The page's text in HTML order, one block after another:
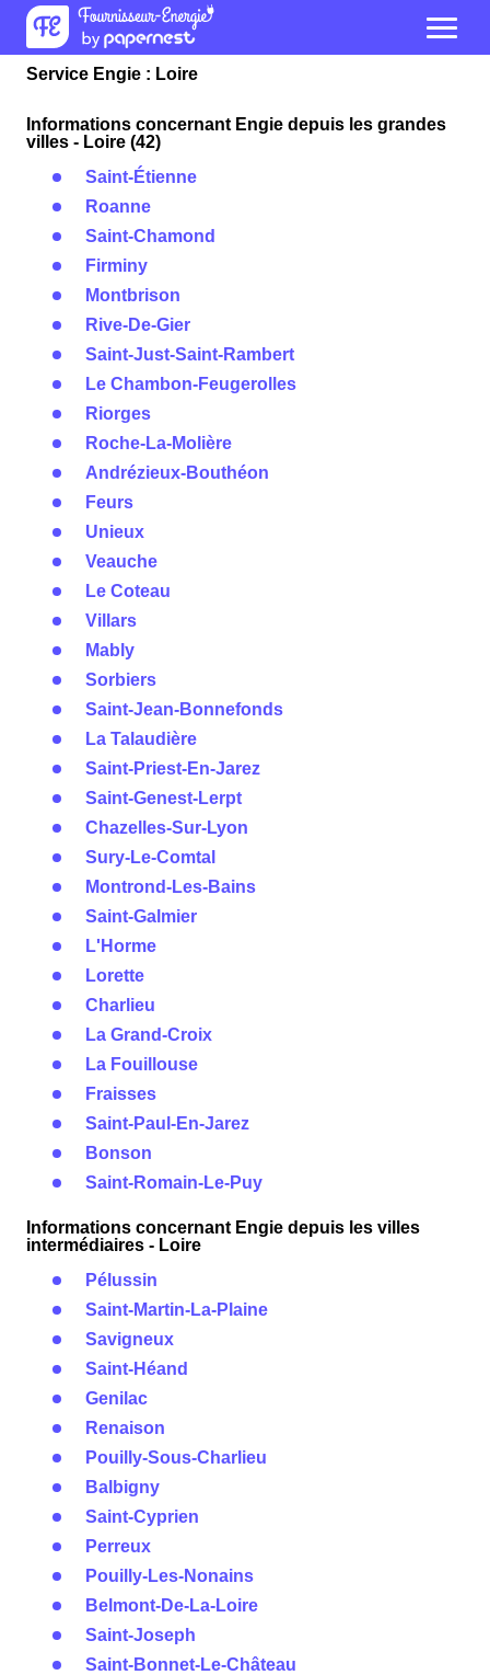
Service Engie : Loire
Informations concernant Engie depuis les grandes
villes - Loire (42)
Saint-Étienne
Roanne
Saint-Chamond
Firminy
Montbrison
Rive-De-Gier
Saint-Just-Saint-Rambert
Le Chambon-Feugerolles
Riorges
Roche-La-Molière
Andrézieux-Bouthéon
Feurs
Unieux
Veauche
Le Coteau
Villars
Mably
Sorbiers
Saint-Jean-Bonnefonds
La Talaudière
Saint-Priest-En-Jarez
Saint-Genest-Lerpt
Chazelles-Sur-Lyon
Sury-Le-Comtal
Montrond-Les-Bains
Saint-Galmier
L'Horme
Lorette
Charlieu
La Grand-Croix
La Fouillouse
Fraisses
Saint-Paul-En-Jarez
Bonson
Saint-Romain-Le-Puy
Informations concernant Engie depuis les villes
intermédiaires - Loire
Pélussin
Saint-Martin-La-Plaine
Savigneux
Saint-Héand
Genilac
Renaison
Pouilly-Sous-Charlieu
Balbigny
Saint-Cyprien
Perreux
Pouilly-Les-Nonains
Belmont-De-La-Loire
Saint-Joseph
Saint-Bonnet-Le-Château